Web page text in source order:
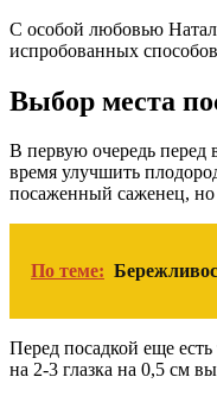
С особой любовью
испробованных
Выбор места
В первую очередь перед
время улучшить
посаженный саженец,
По теме:
Перед посадкой еще
на 2-3 глазка на 0,5 см